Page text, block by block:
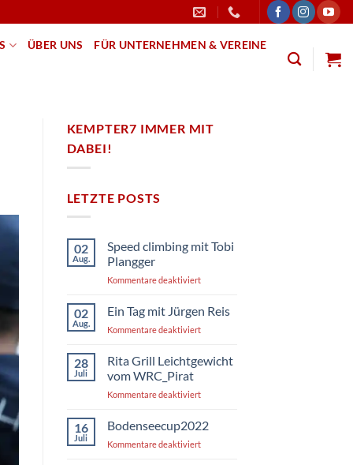
ÜBER UNS FÜR UNTERNEHMEN & VEREINE
KEMPTER7 IMMER MIT
DABEI!
LETZTE POSTS
02
Aug.
Speed climbing mit Tobi
Plangger
Kommentare deaktiviertfür
climbing
Tobi
02
Aug.
Ein Tag mit Jürgen Reis
Kommentare deaktiviertfür
Reis
28
Juli
Rita Grill Leichtgewicht
vom WRC_Pirat
Kommentare deaktiviertfür
Grill
vom
16
Juli
Bodenseecup2022
Kommentare deaktiviertfür